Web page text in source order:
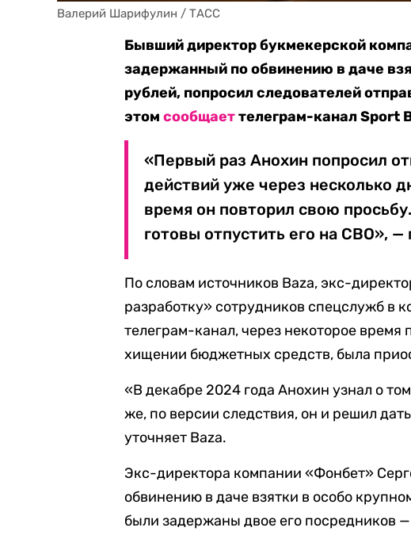
Валерий Шарифулин / ТАСС
Бывший директор букмекерской
задержанный по обвинению в даче
рублей, попросил следователей
этомсообщаеттелеграм-канал Sport
«Первый раз Анохин попросил
действий уже через несколько
время он повторил свою
готовы отпустить его на СВО», —
По словам источников Baza, экс-
разработку» сотрудников спецслужб в
телеграм-канал, через некоторое время
хищении бюджетных средств, была
«В декабре 2024 года Анохин узнал о
же, по версии следствия, он и решил
уточняет Baza.
Экс-директора компании «Фонбет»
обвинению в даче взятки в особо
были задержаны двое его посредников